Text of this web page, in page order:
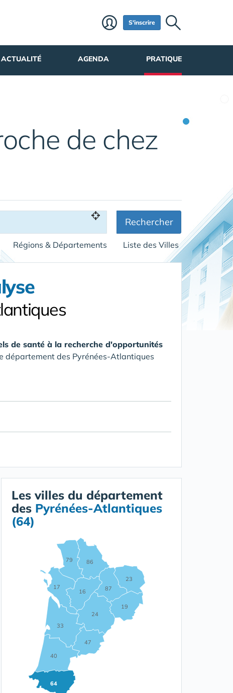
S'inscrire
ACTUALITÉ AGENDA PRATIQUE
de chez
Rechercher
Régions & Départements Liste des Villes
de santé à la recherche d'opportunités
département des Pyrénées-Atlantiques
Les villes du département
des Pyrénées-Atlantiques
(64)
16
17
19
23
24
33
40
47
64
79 86
87